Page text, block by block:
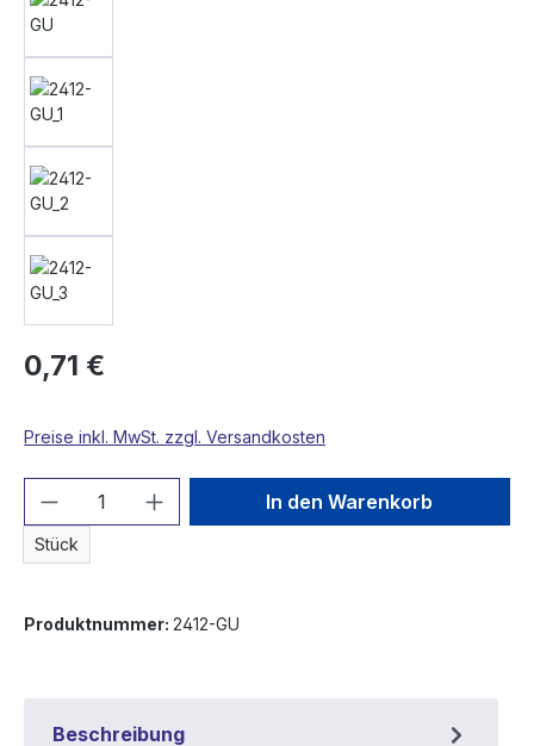
0,71 €
Preise inkl. MwSt. zzgl. Versandkosten
Produkt Anzahl: Gib den
Stück
In den Warenkorb
Produktnummer: 2412-GU
Beschreibung